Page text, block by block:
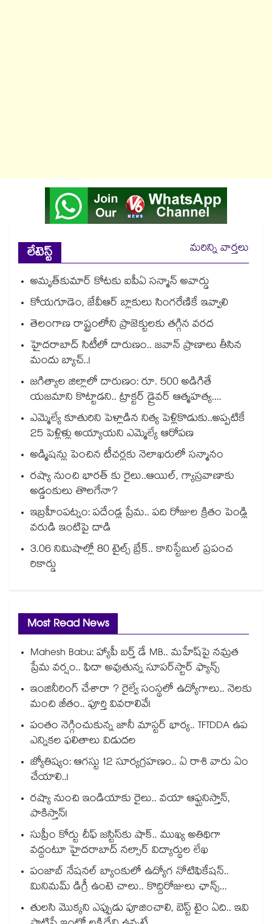
లేటెస్ట్
మరిన్ని వార్తలు
అమృత్‌‌‌‌‌‌‌‌కుమార్‌‌‌‌‌‌‌‌ కోటకు ఐపీఏ సన్మాన్‌‌‌‌‌‌‌‌ అవార్డు
కోయగూడెం, జేవీఆర్ బ్లాకులు సింగరేణికే ఇవ్వాలి
తెలంగాణ రాష్ట్రంలోని ప్రాజెక్టులకు తగ్గిన వరద
హైదరాబాద్ సిటీలో దారుణం.. జవాన్ ప్రాణాలు తీసిన
మందు బ్యాచ్..!
జగిత్యాల జిల్లాలో దారుణం: రూ. 500 అడిగితే
యజమాని కొట్టాడని.. ట్రాక్టర్ డ్రైవర్ ఆత్మహత్య....
ఎమ్మెల్యే కూతురిని పెళ్లాడిన నిత్య పెళ్లికొడుకు..అప్పటికే
25 పెళ్లిళ్లు అయ్యాయని ఎమ్మెల్యే ఆరోపణ
అడ్మిషన్లు పెంచిన టీచర్లకు నెలాఖరులో సన్మానం
రష్యా నుంచి భారత్ కు రైలు..ఆయిల్, గ్యాస్రవాణాకు
అడ్డంకులు తొలగేనా?
ఇబ్రహీంపట్నం: పదేండ్ల ప్రేమ.. పది రోజుల క్రితం పెండ్లి
వరుడి ఇంటిపై దాడి
3.06 నిమిషాల్లో 80 టైల్స్‌‌‌‌‌‌‌‌ బ్రేక్.. కానిస్టేబుల్ ప్రపంచ
రికార్డు
Most Read News
Mahesh Babu: హ్యాపీ బర్త్ డే MB.. మహేష్‌పై నమ్రత
ప్రేమ వర్షం.. ఫిదా అవుతున్న సూపర్‌స్టార్ ఫ్యాన్స్
ఇంజినీరింగ్ చేశారా ? రైల్వే సంస్థలో ఉద్యోగాలు.. నెలకు
మంచి జీతం.. పూర్తి వివరాలివే!
పంతం నెగ్గించుకున్న జానీ మాస్టర్ భార్య.. TFTDDA ఉప
ఎన్నికల ఫలితాలు విడుదల
జ్యోతిష్యం: ఆగస్టు 12 సూర్యగ్రహణం.. ఏ రాశి వారు ఏం
చేయాలి..!
రష్యా నుంచి ఇండియాకు రైలు.. వయా ఆఫ్ఘనిస్తాన్,
పాకిస్తాన్!
సుప్రీం కోర్టు చీఫ్ జస్టిస్⁭కు షాక్.. ముఖ్య అతిథిగా
వద్దంటూ హైదరాబాద్ నల్సార్ విద్యార్థుల లేఖ
పంజాబ్ నేషనల్ బ్యాంకులో ఉద్యోగ నోటిఫికేషన్..
మినిమమ్ డిగ్రీ ఉంటె చాలు.. కొద్దిరోజులు ఛాన్స్...
తులసి మొక్కని ఎప్పుడు పూజించాలి, బెస్ట్ టైం ఏది.. ఇవి